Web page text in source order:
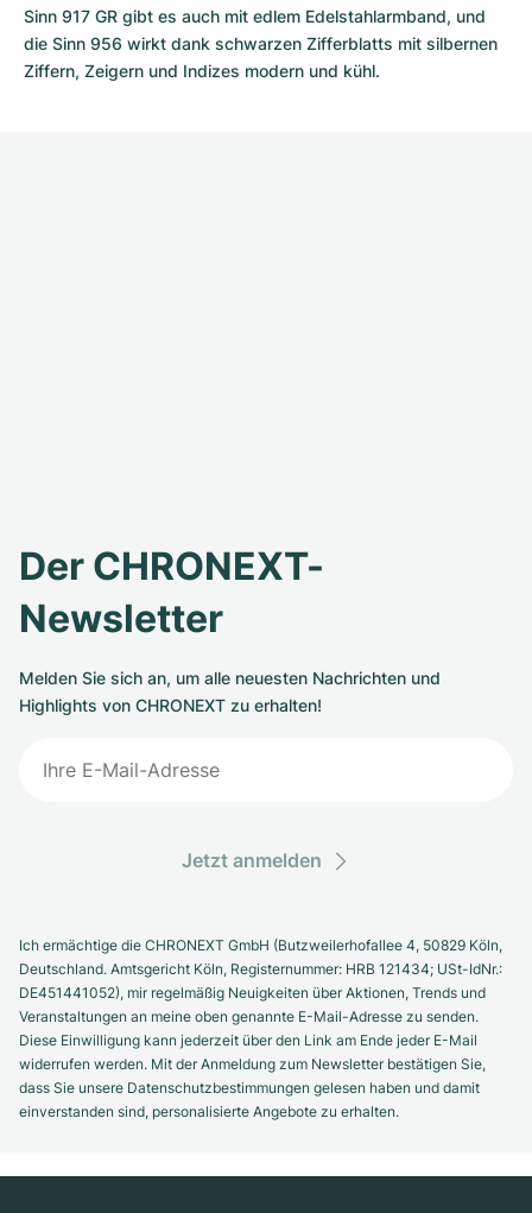
Sinn 917 GR gibt es auch mit edlem Edelstahlarmband, und
die Sinn 956 wirkt dank schwarzen Zifferblatts mit silbernen
Ziffern, Zeigern und Indizes modern und kühl.
Der CHRONEXT-
Newsletter
Melden Sie sich an, um alle neuesten Nachrichten und
Highlights von CHRONEXT zu erhalten!
Jetzt anmelden
Ich ermächtige die CHRONEXT GmbH (Butzweilerhofallee 4, 50829 Köln,
Deutschland. Amtsgericht Köln, Registernummer: HRB 121434; USt-IdNr.:
DE451441052), mir regelmäßig Neuigkeiten über Aktionen, Trends und
Veranstaltungen an meine oben genannte E-Mail-Adresse zu senden.
Diese Einwilligung kann jederzeit über den Link am Ende jeder E-Mail
widerrufen werden. Mit der Anmeldung zum Newsletter bestätigen Sie,
dass Sie unsere Datenschutzbestimmungen gelesen haben und damit
einverstanden sind, personalisierte Angebote zu erhalten.